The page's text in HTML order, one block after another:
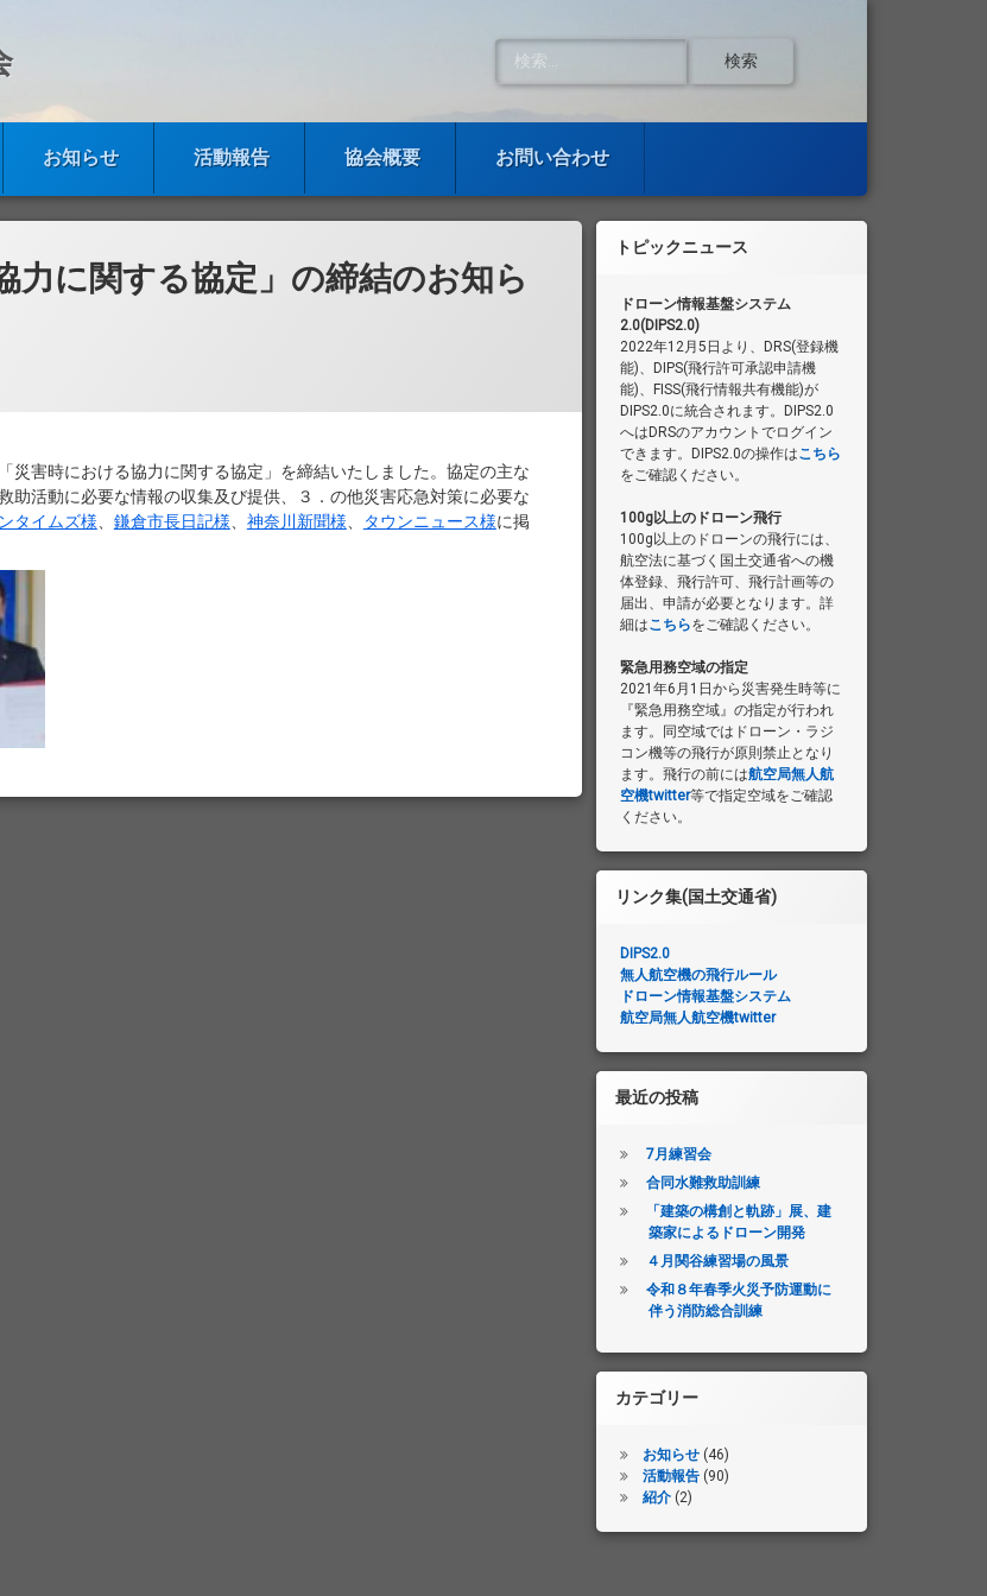
検索:
お知らせ 活動報告 協会概要 お問い合わせ
力に関する協定」の締結のお知ら
害時における協力に関する協定」を締結いたしました。協定の主な
助活動に必要な情報の収集及び提供、３．の他災害応急対策に必要な
タイムズ様 鎌倉市長日記様 神奈川新聞様 タウンニュース様に掲
トピックニュース
ドローン情報基盤システム
2.0(DIPS2.0)
2022年12月5日より、DRS(登録機
能)、DIPS(飛行許可承認申請機
能)、FISS(飛行情報共有機能)が
DIPS2.0に統合されます。DIPS2.0
へはDRSのアカウントでログイン
できます。DIPS2.0の操作はこちら
をご確認ください。
100g以上のドローン飛行
100g以上のドローンの飛行には、
航空法に基づく国土交通省への機
体登録、飛行許可、飛行計画等の
届出、申請が必要となります。詳
細はこちらをご確認ください。
緊急用務空域の指定
2021年6月1日から災害発生時等に
『緊急用務空域』の指定が行われ
ます。同空域ではドローン・ラジ
コン機等の飛行が原則禁止となり
ます。飛行の前には航空局無人航
空機twitter等で指定空域をご確認
ください。
リンク集(国土交通省)
DIPS2.0
無人航空機の飛行ルール
ドローン情報基盤システム
航空局無人航空機twitter
最近の投稿
7月練習会
合同水難救助訓練
「建築の構創と軌跡」展、建
築家によるドローン開発
４月関谷練習場の風景
令和８年春季火災予防運動に
伴う消防総合訓練
カテゴリー
お知らせ(46)
活動報告(90)
紹介(2)